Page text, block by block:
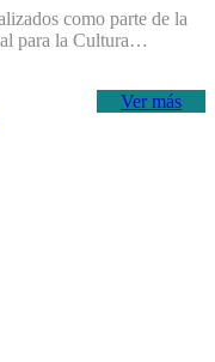
como parte de la
para la Cultura…
Ver más